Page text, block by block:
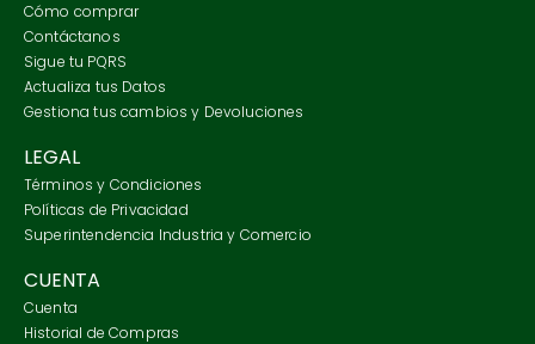
Cómo comprar
Contáctanos
Sigue tu PQRS
Actualiza tus Datos
Gestiona tus cambios y Devoluciones
LEGAL
Términos y Condiciones
Políticas de Privacidad
Superintendencia Industria y Comercio
CUENTA
Cuenta
Historial de Compras